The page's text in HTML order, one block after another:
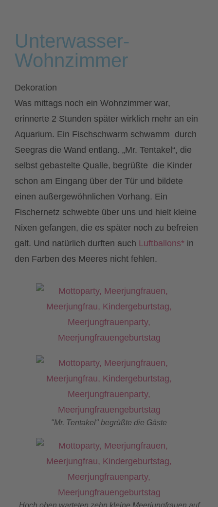
Unterwasser-
Wohnzimmer
Dekoration
Was mittags noch ein Wohnzimmer war,
erinnerte 2 Stunden später wirklich mehr an ein
Aquarium. Ein Fischschwarm schwamm durch
Seegras die Wand entlang. „Mr. Tentakel“, die
selbst gebastelte Qualle, begrüßte die Kinder
schon am Eingang über der Tür und bildete
einen außergewöhnlichen Vorhang. Ein
Fischernetz schwebte über uns und hielt kleine
Nixen gefangen, die es später noch zu befreien
galt. Und natürlich durften auch Luftballons* in
den Farben des Meeres nicht fehlen.
"Mr. Tentakel" begrüßte die Gäste